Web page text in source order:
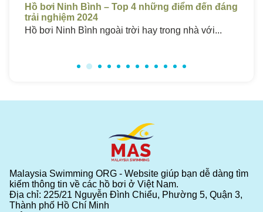
Hồ bơi Ninh Bình – Top 4 những điểm đến đáng
trải nghiệm 2024
Hồ bơi Ninh Bình ngoài trời hay trong nhà với...
Malaysia Swimming ORG - Website giúp bạn dễ dàng tìm
kiếm thông tin về các hồ bơi ở Việt Nam.
Địa chỉ: 225/21 Nguyễn Đình Chiểu, Phường 5, Quận 3,
Thành phố Hồ Chí Minh